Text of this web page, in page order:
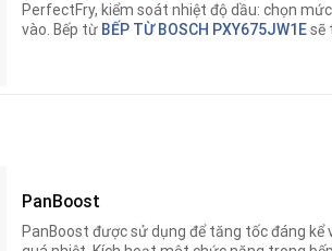
PerfectFry, kiểm soát nhiệt độ dầu: chọn
vào. Bếp từ BẾP TỪ BOSCH PXY675JW1Esẽ
PanBoost
PanBoost được sử dụng để tăng tốc đáng kể